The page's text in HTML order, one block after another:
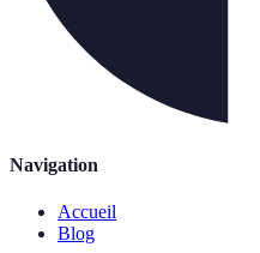
Navigation
Accueil
Blog